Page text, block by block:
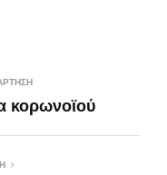
κορωνοϊού